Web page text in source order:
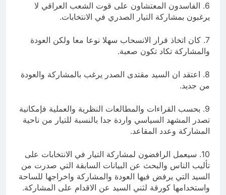
6. الفاسدون المعتشاون على قوت الشعب العراقي لا
يرغبون بمشاركة التيار الصدري في الانتخابات.
7. كان اتخاذ قرار الانسحاب سهلا نوعا معا ولكن العودة
والمشاركة تكاد تكون صعبة.
8. اعتقد ان السيد مقتدى الصدر يرغب بالمشاركة والعودة
من جديد.
9. بحسب القراءات والمطالعات النظرية والعملية فإمكانية
تصدر المشهد السياسي واردة جدا بالنسبة للتيار من ناحية
المشاركة وعدد المقاعد.
10. سيعمل الرافضون لمشاركة التيار في الانتخابات على
تأليب الناس والبحث عن البيانات السابقة التي صدرت من
السيد التي يرفض فيها العودة والمشاركة واخراجها للساحة
واستخدامها كورقة لثني السيد عن الاقدام على المشاركة.